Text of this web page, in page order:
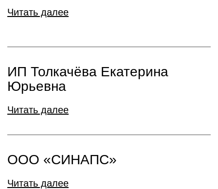
Читать далее
ИП Толкачёва Екатерина
Юрьевна
Читать далее
ООО «СИНАПС»
Читать далее